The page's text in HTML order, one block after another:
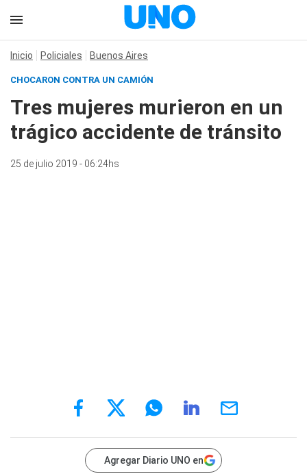
Inicio Policiales Buenos Aires
CHOCARON CONTRA UN CAMIÓN
Tres mujeres murieron en un
trágico accidente de tránsito
25 de julio 2019 - 06:24hs
Agregar Diario UNO en